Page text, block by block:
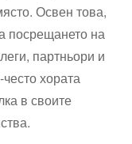
Освен това,
посрещането на
партньори и
хората
в своите